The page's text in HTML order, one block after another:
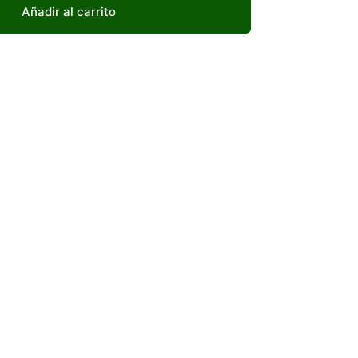
Añadir al carrito